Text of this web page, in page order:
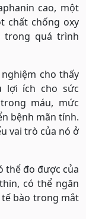
cao, một
chất chống oxy
trong quá trình
cho thấy
lợi ích cho sức
máu, mức
bệnh mãn tính.
vai trò của nó ở
thể đo được của
có thể ngăn
bào trong mắt